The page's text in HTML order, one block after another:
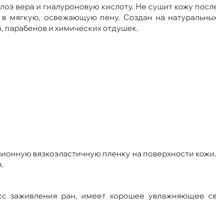
вера и гиалуроновую кислоту. Не сушит кожу
мягкую, освежающую пену. Создан на
парабенов и химических отдушек.
вязкоэластичную пленку на поверхности
заживления ран, имеет хорошее увлажняющее